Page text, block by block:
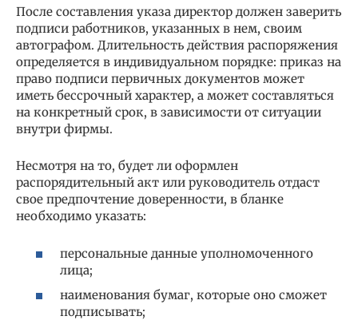
После составления указа директор должен заверить
подписи работников, указанных в нем, своим
автографом. Длительность действия распоряжения
определяется в индивидуальном порядке: приказ на
право подписи первичных документов может
иметь бессрочный характер, а может составляться
на конкретный срок, в зависимости от ситуации
внутри фирмы.
Несмотря на то, будет ли оформлен
распорядительный акт или руководитель отдаст
свое предпочтение доверенности, в бланке
необходимо указать:
персональные данные уполномоченного
лица;
наименования бумаг, которые оно сможет
подписывать;